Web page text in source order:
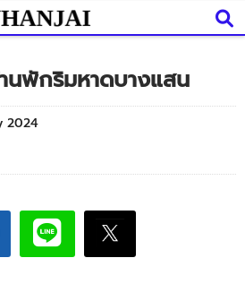
นพักริมหาดบางแสน
2024